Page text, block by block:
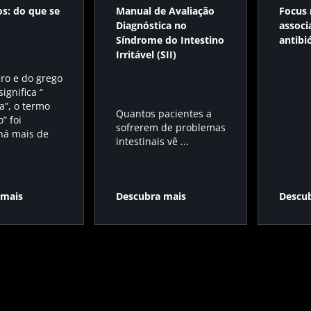
do que se
e do grego
“
o termo
foi
mais de
Manual de Avaliação
Diagnóstica no
Síndrome do Intestino
Irritável (SII)
Quantos pacientes a
sofrerem de problemas
intestinais vê ...
Descubra mais